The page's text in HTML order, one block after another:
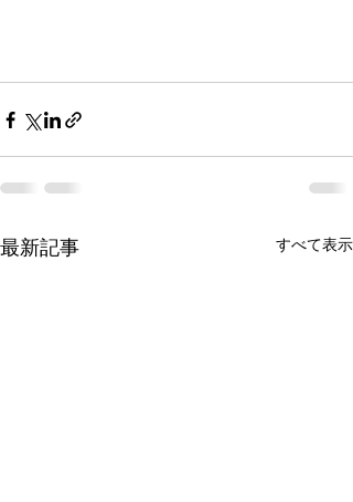
最新記事 すべて表示